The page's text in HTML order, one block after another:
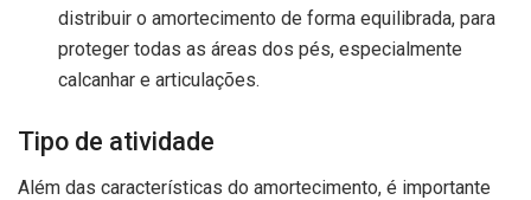
distribuir o amortecimento de forma equilibrada, para
proteger todas as áreas dos pés, especialmente
calcanhar e articulações.
Tipo de atividade
Além das características do amortecimento, é importante